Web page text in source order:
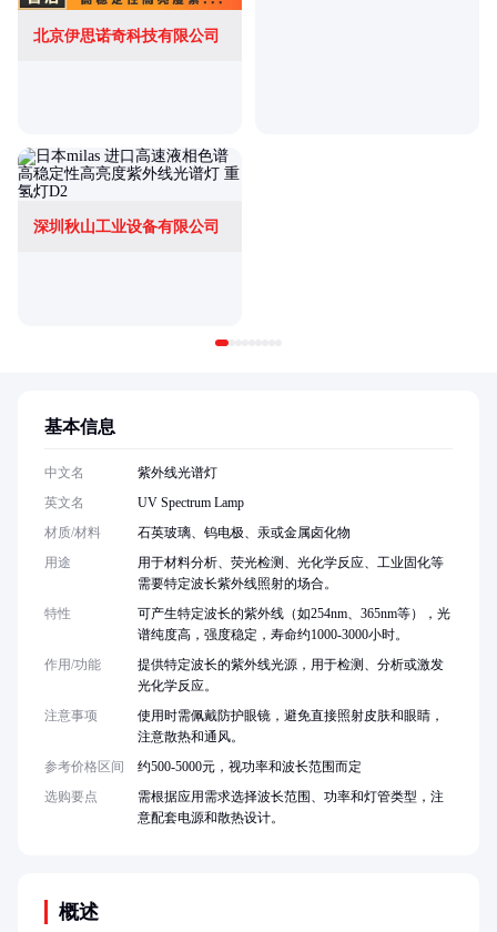
北京伊思诺奇科技有限公司
深圳秋山工业设备有限公司
概述
基本信息
中文名
紫外线光谱灯
英文名
UV Spectrum Lamp
材质/材料
石英玻璃、钨电极、汞或金属卤化物
用途
用于材料分析、荧光检测、光化学反应、工业固化等
需要特定波长紫外线照射的场合。
特性
可产生特定波长的紫外线（如254nm、365nm等），光
谱纯度高，强度稳定，寿命约1000-3000小时。
作用/功能
提供特定波长的紫外线光源，用于检测、分析或激发
光化学反应。
注意事项
使用时需佩戴防护眼镜，避免直接照射皮肤和眼睛，
注意散热和通风。
参考价格区间
约500-5000元，视功率和波长范围而定
选购要点
需根据应用需求选择波长范围、功率和灯管类型，注
意配套电源和散热设计。